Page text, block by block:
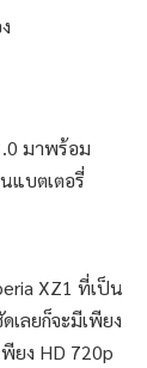
มาพร้อม
แบตเตอรี่
XZ1 ที่เป็น
เลยก็จะมีเพียง
ยง HD 720p